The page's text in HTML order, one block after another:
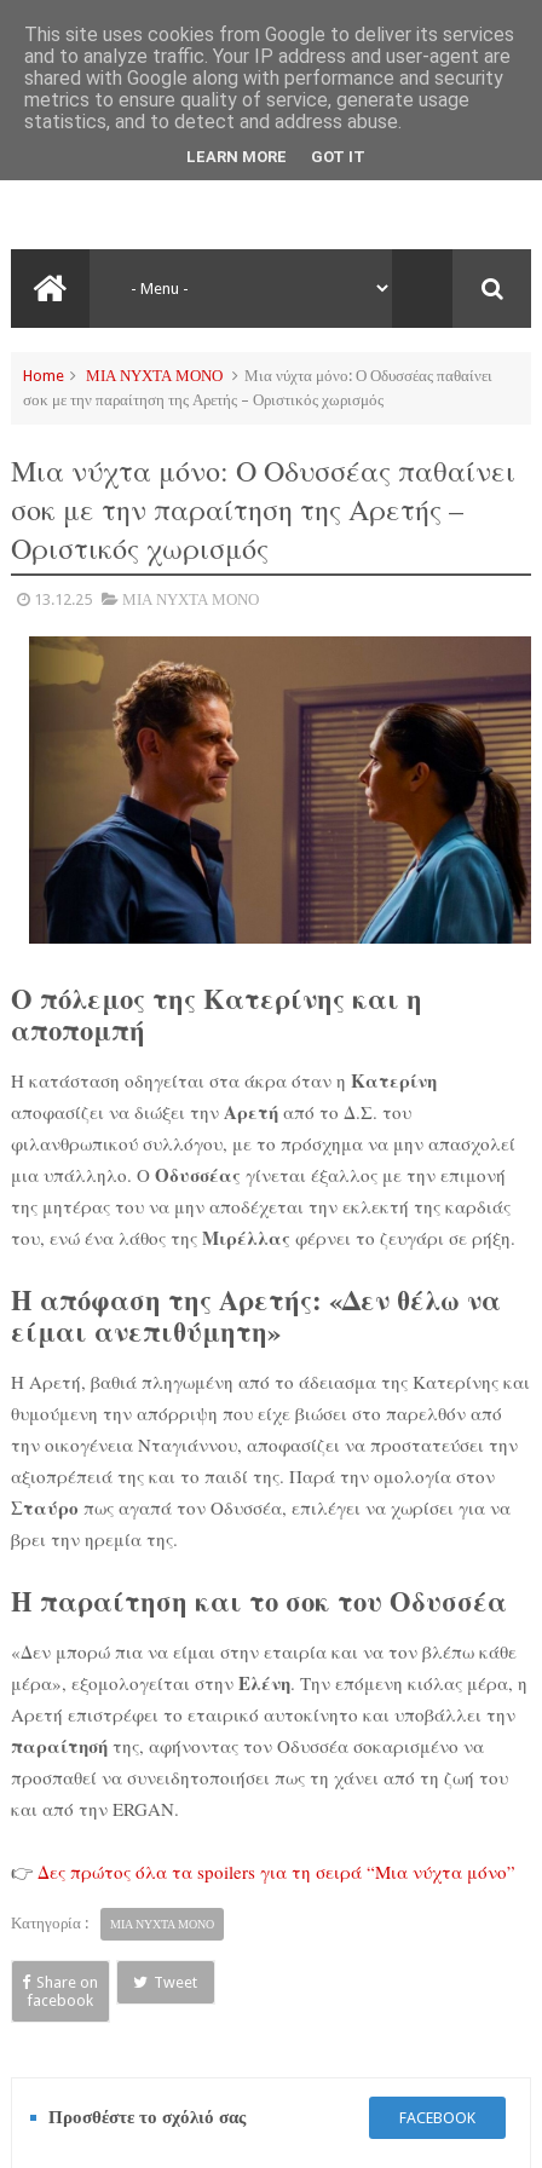
Home ΜΙΑ ΝΥΧΤΑ ΜΟΝΟ
Μια νύχτα μόνο: Ο Οδυσσέας παθαίνει
σοκ με την παραίτηση της Αρετής – Οριστικός χωρισμός
Μια νύχτα μόνο: Ο Οδυσσέας παθαίνει
σοκ με την παραίτηση της Αρετής –
Οριστικός χωρισμός
13.12.25 ΜΙΑ ΝΥΧΤΑ ΜΟΝΟ
Ο πόλεμος της Κατερίνης και η
αποπομπή
Η κατάσταση οδηγείται στα άκρα όταν η Κατερίνη
αποφασίζει να διώξει την Αρετήαπό το Δ.Σ. του
φιλανθρωπικού συλλόγου, με το πρόσχημα να μην απασχολεί
μια υπάλληλο. Ο Οδυσσέας γίνεται έξαλλος με την επιμονή
της μητέρας του να μην αποδέχεται την εκλεκτή της καρδιάς
του, ενώ ένα λάθος της Μιρέλλας φέρνει το ζευγάρι σε ρήξη.
Η απόφαση της Αρετής: «Δεν θέλω να
είμαι ανεπιθύμητη»
Η Αρετή, βαθιά πληγωμένη από το άδειασμα της Κατερίνης και
θυμούμενη την απόρριψη που είχε βιώσει στο παρελθόν από
την οικογένεια Νταγιάννου, αποφασίζει να προστατεύσει την
αξιοπρέπειά της και το παιδί της. Παρά την ομολογία στον
Σταύρο πως αγαπά τον Οδυσσέα, επιλέγει να χωρίσει για να
βρει την ηρεμία της.
Η παραίτηση και το σοκ του Οδυσσέα
«Δεν μπορώ πια να είμαι στην εταιρία και να τον βλέπω κάθε
μέρα», εξομολογείται στην Ελένη. Την επόμενη κιόλας μέρα, η
Αρετή επιστρέφει το εταιρικό αυτοκίνητο και υποβάλλει την
παραίτησήτης, αφήνοντας τον Οδυσσέα σοκαρισμένο να
προσπαθεί να συνειδητοποιήσει πως τη χάνει από τη ζωή του
και από την ERGAN.
👉 Δες πρώτος όλα τα spoilers για τη σειρά “Μια νύχτα μόνο”
Κατηγορία : ΜΙΑ ΝΥΧΤΑ ΜΟΝΟ
Share on
facebook
Tweet
Προσθέστε το σχόλιό σας FACEBOOK
This site uses cookies from Google to deliver its services
and to analyze traffic. Your IP address and user-agent are
shared with Google along with performance and security
metrics to ensure quality of service, generate usage
statistics, and to detect and address abuse.
LEARN MORE GOT IT